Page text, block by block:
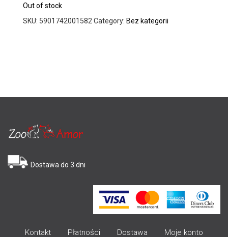
Out of stock
SKU: 5901742001582 Category: Bez kategorii
Dostawa do 3 dni
Kontakt Płatności Dostawa Moje konto